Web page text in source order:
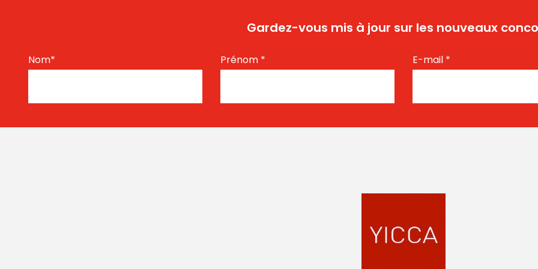
Gardez-vous mis à jour sur les nouveaux
Nom* Prénom * E-mail *